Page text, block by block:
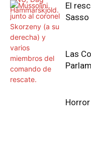
El
Sasso
Las